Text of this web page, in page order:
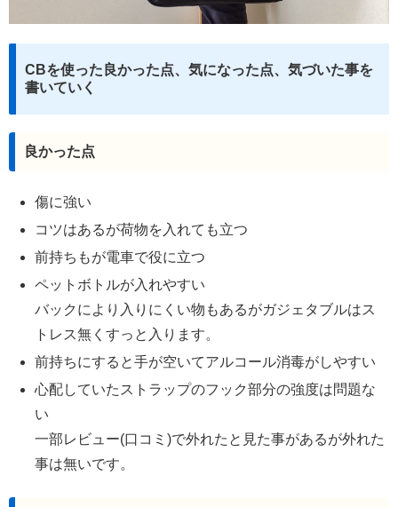
CBを使った良かった点、気になった点、気づいた事を
書いていく
良かった点
傷に強い
コツはあるが荷物を入れても立つ
前持ちもが電車で役に立つ
ペットボトルが入れやすい
バックにより入りにくい物もあるがガジェタブルはス
トレス無くすっと入ります。
前持ちにすると手が空いてアルコール消毒がしやすい
心配していたストラップのフック部分の強度は問題な
い
一部レビュー(口コミ)で外れたと見た事があるが外れた
事は無いです。